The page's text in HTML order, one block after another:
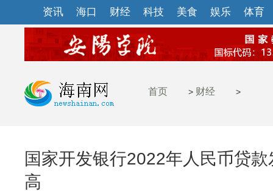
资讯 海口 财经 科技 美食 娱乐 体育
首页 > 财经 >
国家开发银行2022年人民币贷
高